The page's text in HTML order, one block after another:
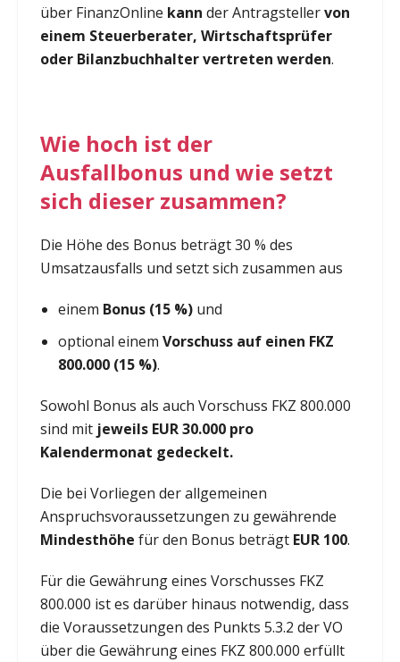
über FinanzOnline kann der Antragstellervon
einem Steuerberater, Wirtschaftsprüfer
oder Bilanzbuchhalter vertreten werden.
Wie hoch ist der
Ausfallbonus und wie setzt
sich dieser zusammen?
Die Höhe des Bonus beträgt 30 % des
Umsatzausfalls und setzt sich zusammen aus
einem Bonus (15 %)und
optional einem Vorschuss auf einen FKZ
800.000 (15 %).
Sowohl Bonus als auch Vorschuss FKZ 800.000
sind mit jeweils EUR 30.000 pro
Kalendermonat gedeckelt.
Die bei Vorliegen der allgemeinen
Anspruchsvoraussetzungen zu gewährende
Mindesthöhe für den Bonus beträgt EUR 100.
Für die Gewährung eines Vorschusses FKZ
800.000 ist es darüber hinaus notwendig, dass
die Voraussetzungen des Punkts 5.3.2 der VO
über die Gewährung eines FKZ 800.000 erfüllt